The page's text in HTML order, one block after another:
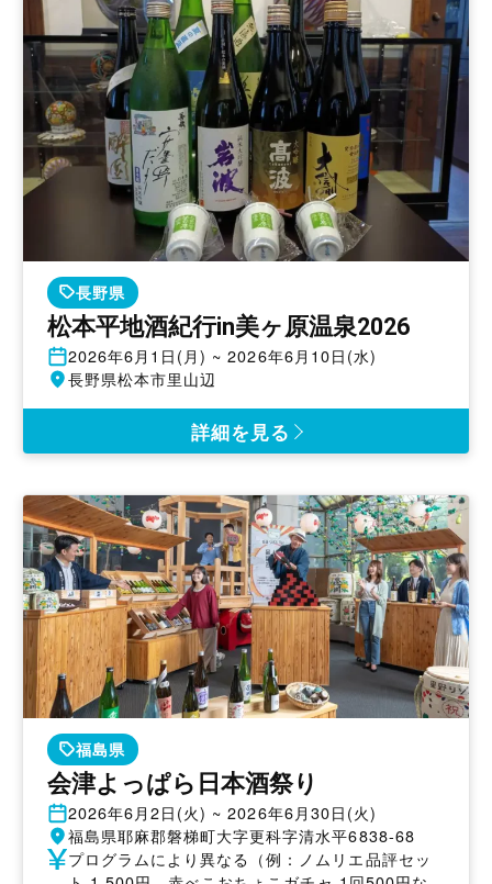
長野県
松本平地酒紀行in美ヶ原温泉2026
開
催
2026年6月1日(月) ~ 2026年6月10日(水)
開 長野県松本市里山辺
詳細を見る
福島県
会津よっぱら日本酒祭り
開
催
日
2026年6月2日(火) ~ 2026年6月30日(火)
開
催
福島県耶麻郡磐梯町大字更科字清水平6838-68
参 プログラムにより異なる（例：ノムリエ品評セッ